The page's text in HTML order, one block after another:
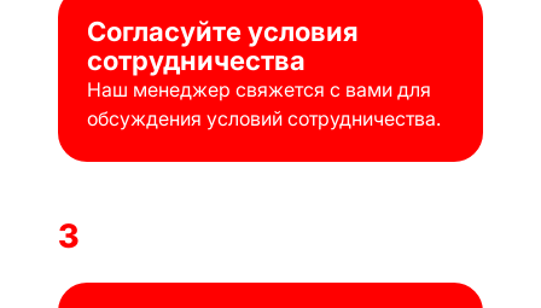
Согласуйте условия
сотрудничества
Наш менеджер свяжется с вами для
обсуждения условий сотрудничества.
3